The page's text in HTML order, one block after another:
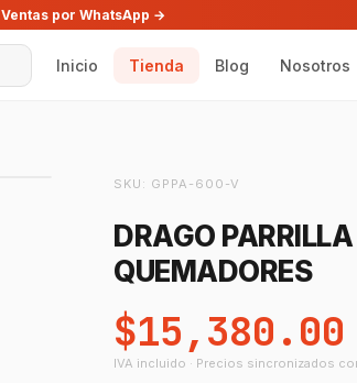
Ventas por WhatsApp →
Inicio Tienda Blog Nosotros
SKU: GPPA-600-V
DRAGO
QUEMADORES
$15,380.00
IVA incluido · Precios sincronizados